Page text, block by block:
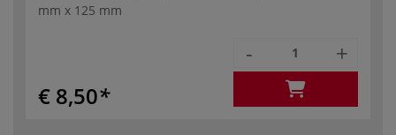
mm x 125 mm
€ 8,50
- +